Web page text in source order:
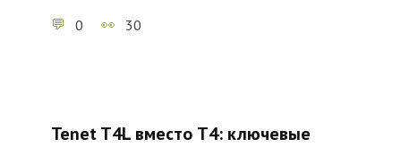
0 30
Tenet T4L вместо T4: ключевые